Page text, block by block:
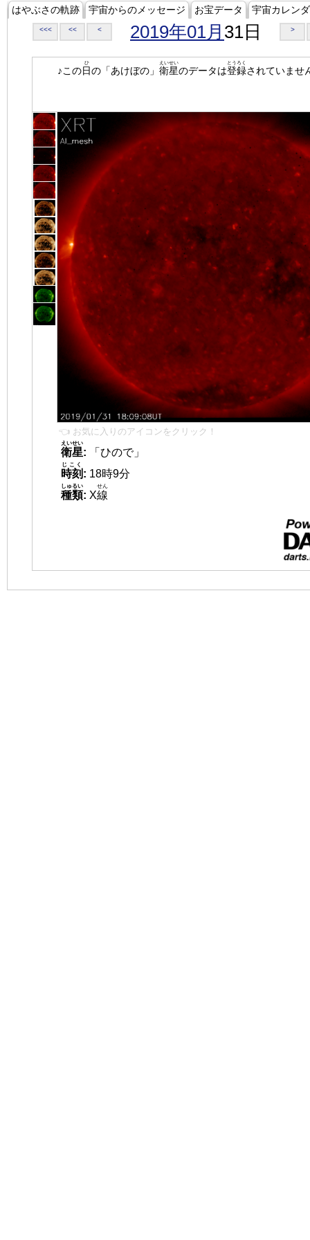
はやぶさの軌跡 宇宙からのメッセージ お宝データ 宇宙カレン
<<< << < 2019年01月 31日 >
♪この日
ひ
の「あけぼの」 衛星
えいせい
のデータは登録
とうろく
されていませ
👈 お気に入りのアイコンをクリック！
衛星
えいせい
:
「ひので」
時刻
じこく
: 18時9分
種類
しゅるい
: X線
せん